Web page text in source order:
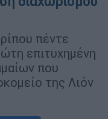
πέντε
επιτυχημένη
που
της Λιόν